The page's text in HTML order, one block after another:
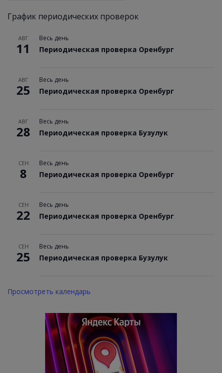
График периодических проверок
АВГ
11
Весь день
Периодическая проверка Оренбург
АВГ
25
Весь день
Периодическая проверка Оренбург
АВГ
28
Весь день
Периодическая проверка Бузулук
СЕН
8
Весь день
Периодическая проверка Оренбург
СЕН
22
Весь день
Периодическая проверка Оренбург
СЕН
25
Весь день
Периодическая проверка Бузулук
Просмотреть календарь